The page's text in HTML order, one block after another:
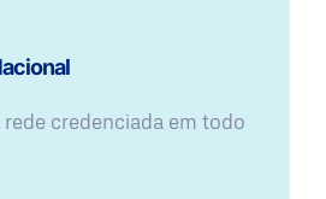
rede credenciada em todo